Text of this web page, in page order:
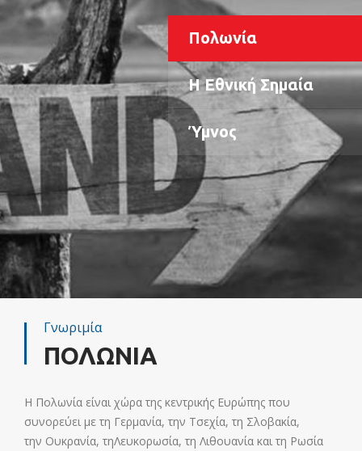
Πολωνία
Η Εθνική Σημαία
Ύμνος
Γνωριμία
ΠΟΛΩΝΙΑ
Η Πολωνία είναι χώρα της κεντρικής Ευρώπης που
συνορεύει με τη Γερμανία, την Τσεχία, τη Σλοβακία,
την Ουκρανία, τηΛευκορωσία, τη Λιθουανία και τη Ρωσία